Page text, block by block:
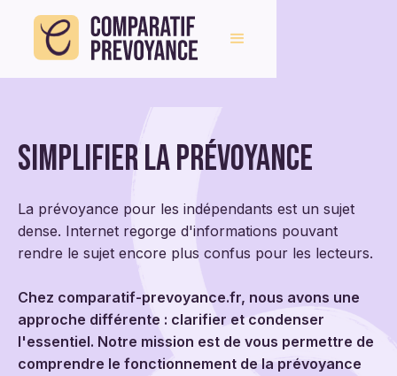
Simplifier la prévoyance
La prévoyance pour les indépendants est un sujet
dense. Internet regorge d'informations pouvant
rendre le sujet encore plus confus pour les lecteurs.
Chez comparatif-prevoyance.fr, nous avons une
approche différente : clarifier et condenser
l'essentiel. Notre mission est de vous permettre de
comprendre le fonctionnement de la prévoyance